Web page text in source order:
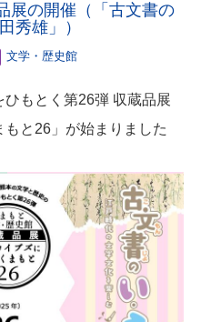
展の開催（「古文書の
秀雄」）
文学・歴史館
もとく第26弾 収蔵品展
もと26」が始まりました